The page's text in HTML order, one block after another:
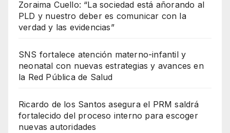
Zoraima Cuello: “La sociedad está añorando al
PLD y nuestro deber es comunicar con la
verdad y las evidencias”
SNS fortalece atención materno-infantil y
neonatal con nuevas estrategias y avances en
la Red Pública de Salud
Ricardo de los Santos asegura el PRM saldrá
fortalecido del proceso interno para escoger
nuevas autoridades